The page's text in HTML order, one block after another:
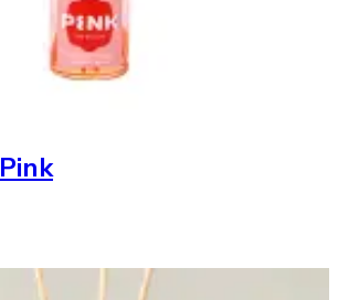
Pink